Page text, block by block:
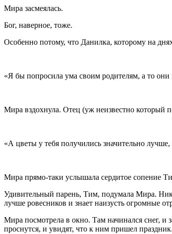
Мира засмеялась.
Бог, наверное, тоже.
Особенно потому, что Данилка, которому на
«Я бы попросила ума своим родителям, а то
Мира вздохнула. Отец (уж неизвестно который
«А цветы у тебя получились значительно лучше,
Мира прямо-таки услышала сердитое сопение
Удивительный парень, Тим, подумала Мира.
лучше ровесников и знает наизусть огромные
Мира посмотрела в окно. Там начинался снег, и
проснутся, и увидят, что к ним пришел праздник.